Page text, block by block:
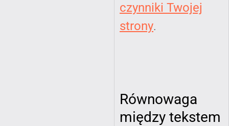
czynniki Twojej
strony.
Równowaga
między tekstem